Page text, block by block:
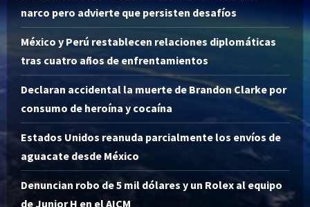
narco pero advierte que persisten desafíos
México y Perú restablecen relaciones diplomáticas
tras cuatro años de enfrentamientos
Declaran accidental la muerte de Brandon Clarke por
consumo de heroína y cocaína
Estados Unidos reanuda parcialmente los envíos de
aguacate desde México
Denuncian robo de 5 mil dólares y un Rolex al equipo
de Junior H en el AICM